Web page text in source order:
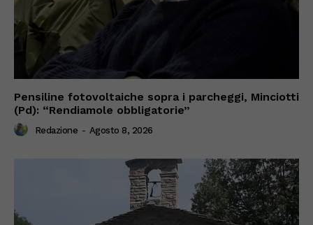
Pensiline fotovoltaiche sopra i parcheggi, Minciotti
(Pd): “Rendiamole obbligatorie”
Redazione - Agosto 8, 2026